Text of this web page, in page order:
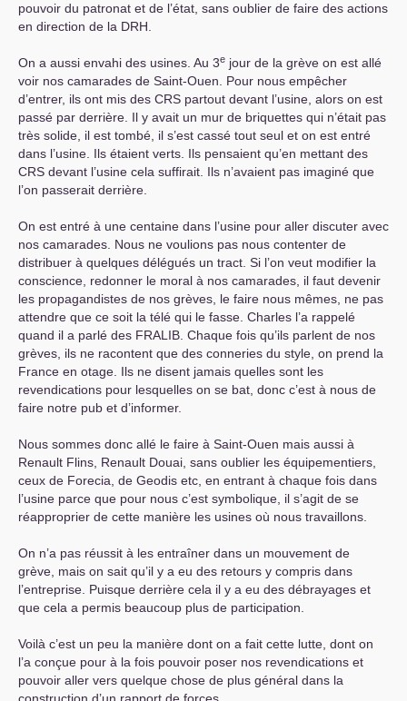
pouvoir du patronat et de l’état, sans oublier de faire des actions
en direction de la DRH
On a aussi envahi des usines. Au 3e jour de la grève on est allé
voir nos camarades de Saint-Ouen. Pour nous empêcher
d’entrer, ils ont mis des CRS partout devant l’usine, alors on est
passé par derrière. Il y avait un mur de briquettes qui n’était pas
très solide, il est tombé, il s’est cassé tout seul et on est entré
dans l’usine. Ils étaient verts. Ils pensaient qu’en mettant des
CRS devant l’usine cela suffirait. Ils n’avaient pas imaginé que
l’on passerait derrière.
On est entré à une centaine dans l’usine pour aller discuter avec
nos camarades. Nous ne voulions pas nous contenter de
distribuer à quelques délégués un tract. Si l’on veut modifier la
conscience, redonner le moral à nos camarades, il faut devenir
les propagandistes de nos grèves, le faire nous mêmes, ne pas
attendre que ce soit la télé qui le fasse. Charles l’a rappelé
quand il a parlé des FRALIB . Chaque fois qu’ils parlent de nos
grèves, ils ne racontent que des conneries du style, on prend la
France en otage. Ils ne disent jamais quelles sont les
revendications pour lesquelles on se bat, donc c’est à nous de
faire notre pub et d’informer.
Nous sommes donc allé le faire à Saint-Ouen mais aussi à
Renault Flins, Renault Douai, sans oublier les équipementiers,
ceux de Forecia, de Geodis etc, en entrant à chaque fois dans
l’usine parce que pour nous c’est symbolique, il s’agit de se
réapproprier de cette manière les usines où nous travaillons.
On n’a pas réussit à les entraîner dans un mouvement de
grève, mais on sait qu’il y a eu des retours y compris dans
l’entreprise. Puisque derrière cela il y a eu des débrayages et
que cela a permis beaucoup plus de participation.
Voilà c’est un peu la manière dont on a fait cette lutte, dont on
l’a conçue pour à la fois pouvoir poser nos revendications et
pouvoir aller vers quelque chose de plus général dans la